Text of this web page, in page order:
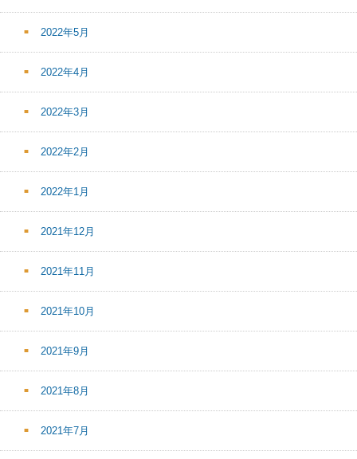
2022年5月
2022年4月
2022年3月
2022年2月
2022年1月
2021年12月
2021年11月
2021年10月
2021年9月
2021年8月
2021年7月